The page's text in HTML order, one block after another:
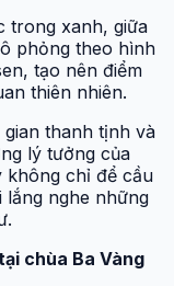
trong xanh, giữa
phỏng theo hình
tạo nên điểm
thiên nhiên.
thanh tịnh và
lý tưởng của
không chỉ để cầu
lắng nghe những
chùa Ba Vàng